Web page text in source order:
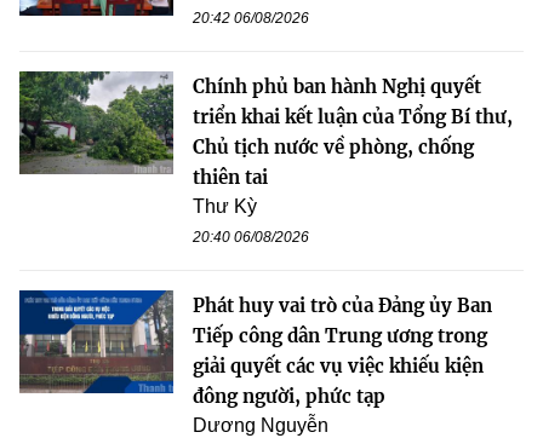
20:42 06/08/2026
Chính phủ ban hành Nghị quyết
triển khai kết luận của Tổng Bí thư,
Chủ tịch nước về phòng, chống
thiên tai
Thư Kỳ
20:40 06/08/2026
Phát huy vai trò của Đảng ủy Ban
Tiếp công dân Trung ương trong
giải quyết các vụ việc khiếu kiện
đông người, phức tạp
Dương Nguyễn